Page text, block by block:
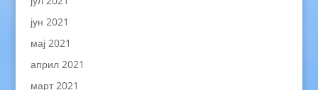
јун 2021
мај 2021
април 2021
март 2021